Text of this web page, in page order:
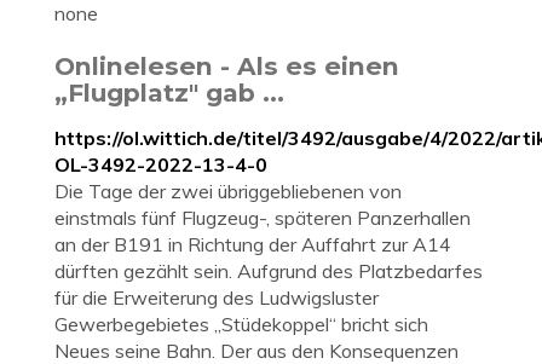
none
Onlinelesen - Als es einen
„Flugplatz" gab ...
https://ol.wittich.de/titel/3492/ausgabe/4/2022/
OL-3492-2022-13-4-0
Die Tage der zwei übriggebliebenen von
einstmals fünf Flugzeug-, späteren Panzerhallen
an der B191 in Richtung der Auffahrt zur A14
dürften gezählt sein. Aufgrund des Platzbedarfes
für die Erweiterung des Ludwigsluster
Gewerbegebietes „Stüdekoppel“ bricht sich
Neues seine Bahn. Der aus den Konsequenzen